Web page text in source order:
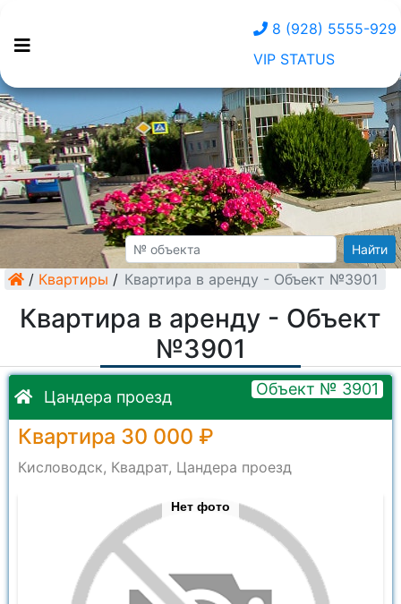
8 (928) 5555-929
VIP STATUS
Найти
/ Квартиры / Квартира в аренду - Объект №3901
Квартира в аренду - Объект
№3901
Цандера проезд Объект № 3901
Квартира 30 000 ₽
Кисловодск, Квадрат, Цандера проезд
Нет фото